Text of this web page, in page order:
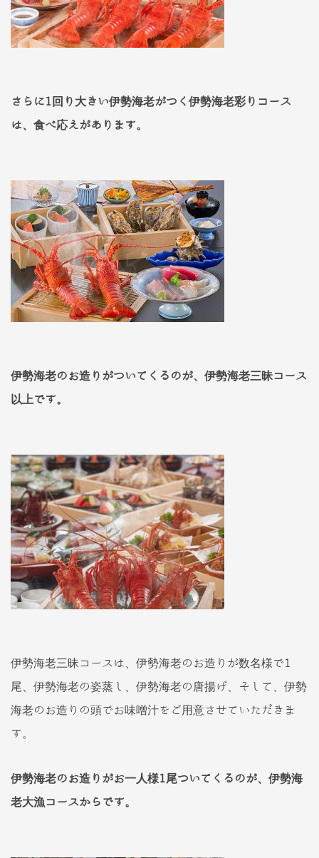
さらに1回り大きい伊勢海老がつく伊勢海老彩りコース
は、食べ応えがあります。
伊勢海老のお造りがついてくるのが、伊勢海老三昧コース
以上です。
伊勢海老三昧コースは、伊勢海老のお造りが数名様で1
尾、伊勢海老の姿蒸し、伊勢海老の唐揚げ、そして、伊勢
海老のお造りの頭でお味噌汁をご用意させていただきま
す。
伊勢海老のお造りがお一人様1尾ついてくるのが、伊勢海
老大漁コースからです。